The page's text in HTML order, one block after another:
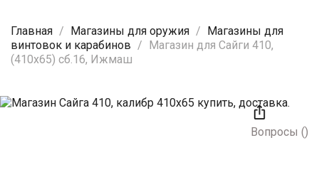
Главная Магазины для оружия
Магазины для
винтовок и карабинов
Магазин для Сайги 410,
(410х65) сб.16, Ижмаш

Вопросы ()